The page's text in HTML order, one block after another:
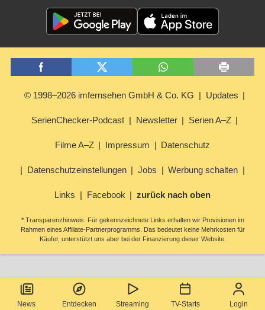
News Entdecken Streaming TV-Starts Login
© 1998–2026 imfernsehen GmbH & Co. KG Updates
SerienChecker-Podcast Newsletter Serien A–Z
Filme A–Z Impressum Datenschutz
Datenschutzeinstellungen Jobs Werbung schalten
Links Facebook zurück nach oben
* Transparenzhinweis: Für gekennzeichnete Links erhalten wir Provisionen im
Rahmen eines Affiliate-Partnerprogramms. Das bedeutet keine Mehrkosten für
Käufer, unterstützt uns aber bei der Finanzierung dieser Website.